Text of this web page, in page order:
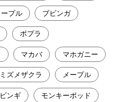
プル ブビンガ
ポプラ
マカバ マホガニー
ミズメザクラ メープル
ンギ モンキーポッド